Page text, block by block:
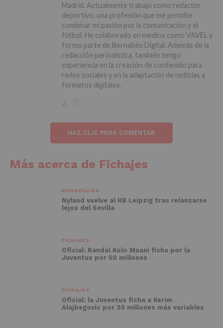
Madrid. Actualmente trabajo como redactor
deportivo, una profesión que me permite
combinar mi pasión por la comunicación y el
fútbol. He colaborado en medios como VAVEL y
formo parte de Bernabéu Digital. Además de la
redacción periodística, también tengo
experiencia en la creación de contenido para
redes sociales y en la adaptación de noticias a
formatos digitales.
HAZ CLIC PARA COMENTAR
Más acerca de Fichajes
BUNDESLIGA
Nyland vuelve al RB Leipzig tras relanzarse
lejos del Sevilla
FICHAJES
Oficial: Randal Kolo Muani ficha por la
Juventus por 50 millones
FICHAJES
Oficial: la Juventus ficha a Kerim
Alajbegovic por 30 millones más variables